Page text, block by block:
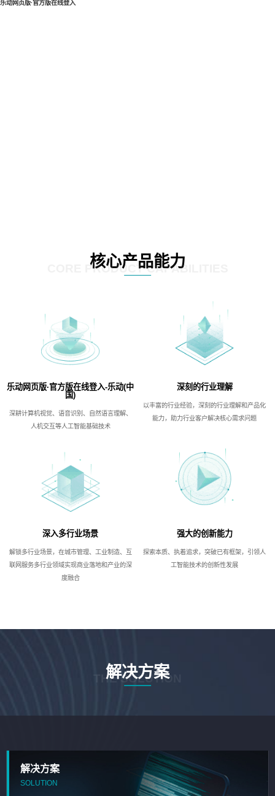
乐动网页版·官方版在线登入
核心产品能力
CORE PRODUCT CAPABILITIES
乐动网页版·官方版在线登入-乐动(中
国)
深耕计算机视觉、语音识别、自然语言理解、
人机交互等人工智能基础技术
深刻的行业理解
以丰富的行业经验，深刻的行业理解和产品化
能力，助力行业客户解决核心需求问题
深入多行业场景
解锁多行业场景，在城市管理、工业制造、互
联网服务多行业领域实现商业落地和产业的深
度融合
强大的创新能力
探索本质、执着追求，突破已有框架，引领人
工智能技术的创新性发展
解决方案
THE SOLUTION
解决方案
SOLUTION